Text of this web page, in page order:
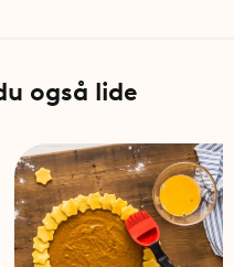
Materiale: Rustfrit stål
Farve: Rustfrit stål
Længde: 31 cm
Bredde: 5,5 cm
Antal pr. pakke: 1
også lide